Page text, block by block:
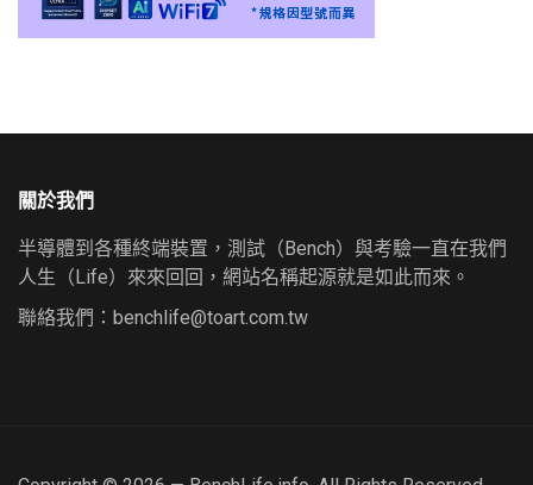
關於我們
半導體到各種終端裝置，測試（Bench）與考驗一直在我們
人生（Life）來來回回，網站名稱起源就是如此而來。
聯絡我們： benchlife@toart.com.tw